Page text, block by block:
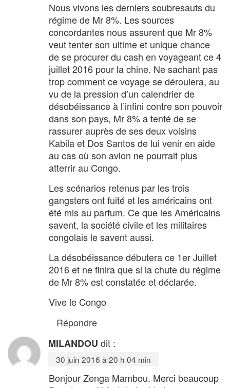
Nous vivons les derniers soubresauts du
régime de Mr 8%. Les sources
concordantes nous assurent que Mr 8%
veut tenter son ultime et unique chance
de se procurer du cash en voyageant ce 4
juillet 2016 pour la chine. Ne sachant pas
trop comment ce voyage se déroulera, au
vu de la pression d’un calendrier de
désobéissance à l’infini contre son pouvoir
dans son pays, Mr 8% a tenté de se
rassurer auprès de ses deux voisins
Kabila et Dos Santos de lui venir en aide
au cas où son avion ne pourrait plus
atterrir au Congo.
Les scénarios retenus par les trois
gangsters ont fuité et les américains ont
été mis au parfum. Ce que les Américains
savent, la société civile et les militaires
congolais le savent aussi.
La désobéissance débutera ce 1er Juillet
2016 et ne finira que si la chute du régime
de Mr 8% est constatée et déclarée.
Vive le Congo
Répondre
MILANDOU dit :
30 juin 2016 à 20 h 04 min
Bonjour Zenga Mambou. Merci beaucoup